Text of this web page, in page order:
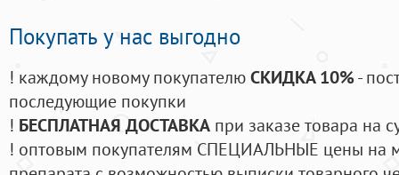
Покупать у нас выгодно
! каждому новому покупателюСКИДКА 10%-
последующие покупки
! БЕСПЛАТНАЯ ДОСТАВКА при заказе товара на
! оптовым покупателям СПЕЦИАЛЬНЫЕ цены на